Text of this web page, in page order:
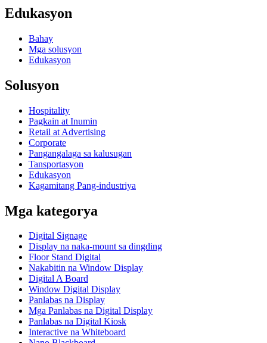
Edukasyon
Bahay
Mga solusyon
Edukasyon
Solusyon
Hospitality
Pagkain at Inumin
Retail at Advertising
Corporate
Pangangalaga sa kalusugan
Tansportasyon
Edukasyon
Kagamitang Pang-industriya
Mga kategorya
Digital Signage
Display na naka-mount sa dingding
Floor Stand Digital
Nakabitin na Window Display
Digital A Board
Window Digital Display
Panlabas na Display
Mga Panlabas na Digital Display
Panlabas na Digital Kiosk
Interactive na Whiteboard